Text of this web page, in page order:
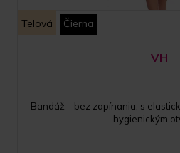
Telová Čierna
VH
Bandáž – bez zapínania, s
hygienickým